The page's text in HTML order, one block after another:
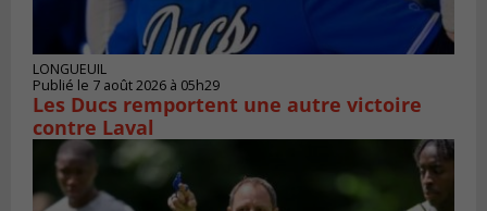
LONGUEUIL
Publié le 7 août 2026 à 05h29
Les Ducs remportent une autre victoire
contre Laval